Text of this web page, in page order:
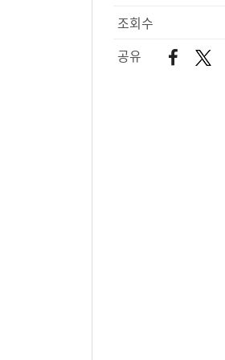
조회수
공유